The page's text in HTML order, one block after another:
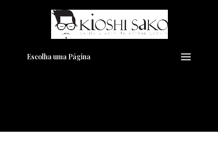
Escolha uma Página
Pensando em transformar seu
Visual??